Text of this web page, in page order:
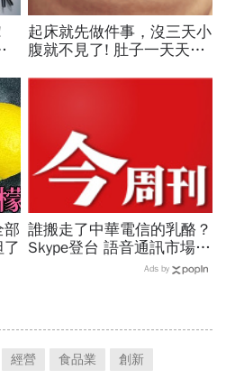
起床就先做件事，沒三天小
腹就不見了! 肚子一天天變
部 誰搬走了中華電信的乳酪？
Skype登台 語音通訊市場大
Ads by
經營 食品業 創新